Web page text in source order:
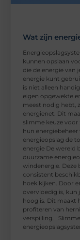
Wat zijn
kunnen opslaan
die de energie van
energie kunt
is niet alleen
eigen opgewekte
meest nodig hebt,
energienet. Dit
slimme keuze voor
hun
energieopslag de
energie De wereld
duurzame
windenergie. Deze
consistent
hoek kijken. Door
overvloedig is, kun
hoog is. Dit maakt
profiteren van
verspilling.